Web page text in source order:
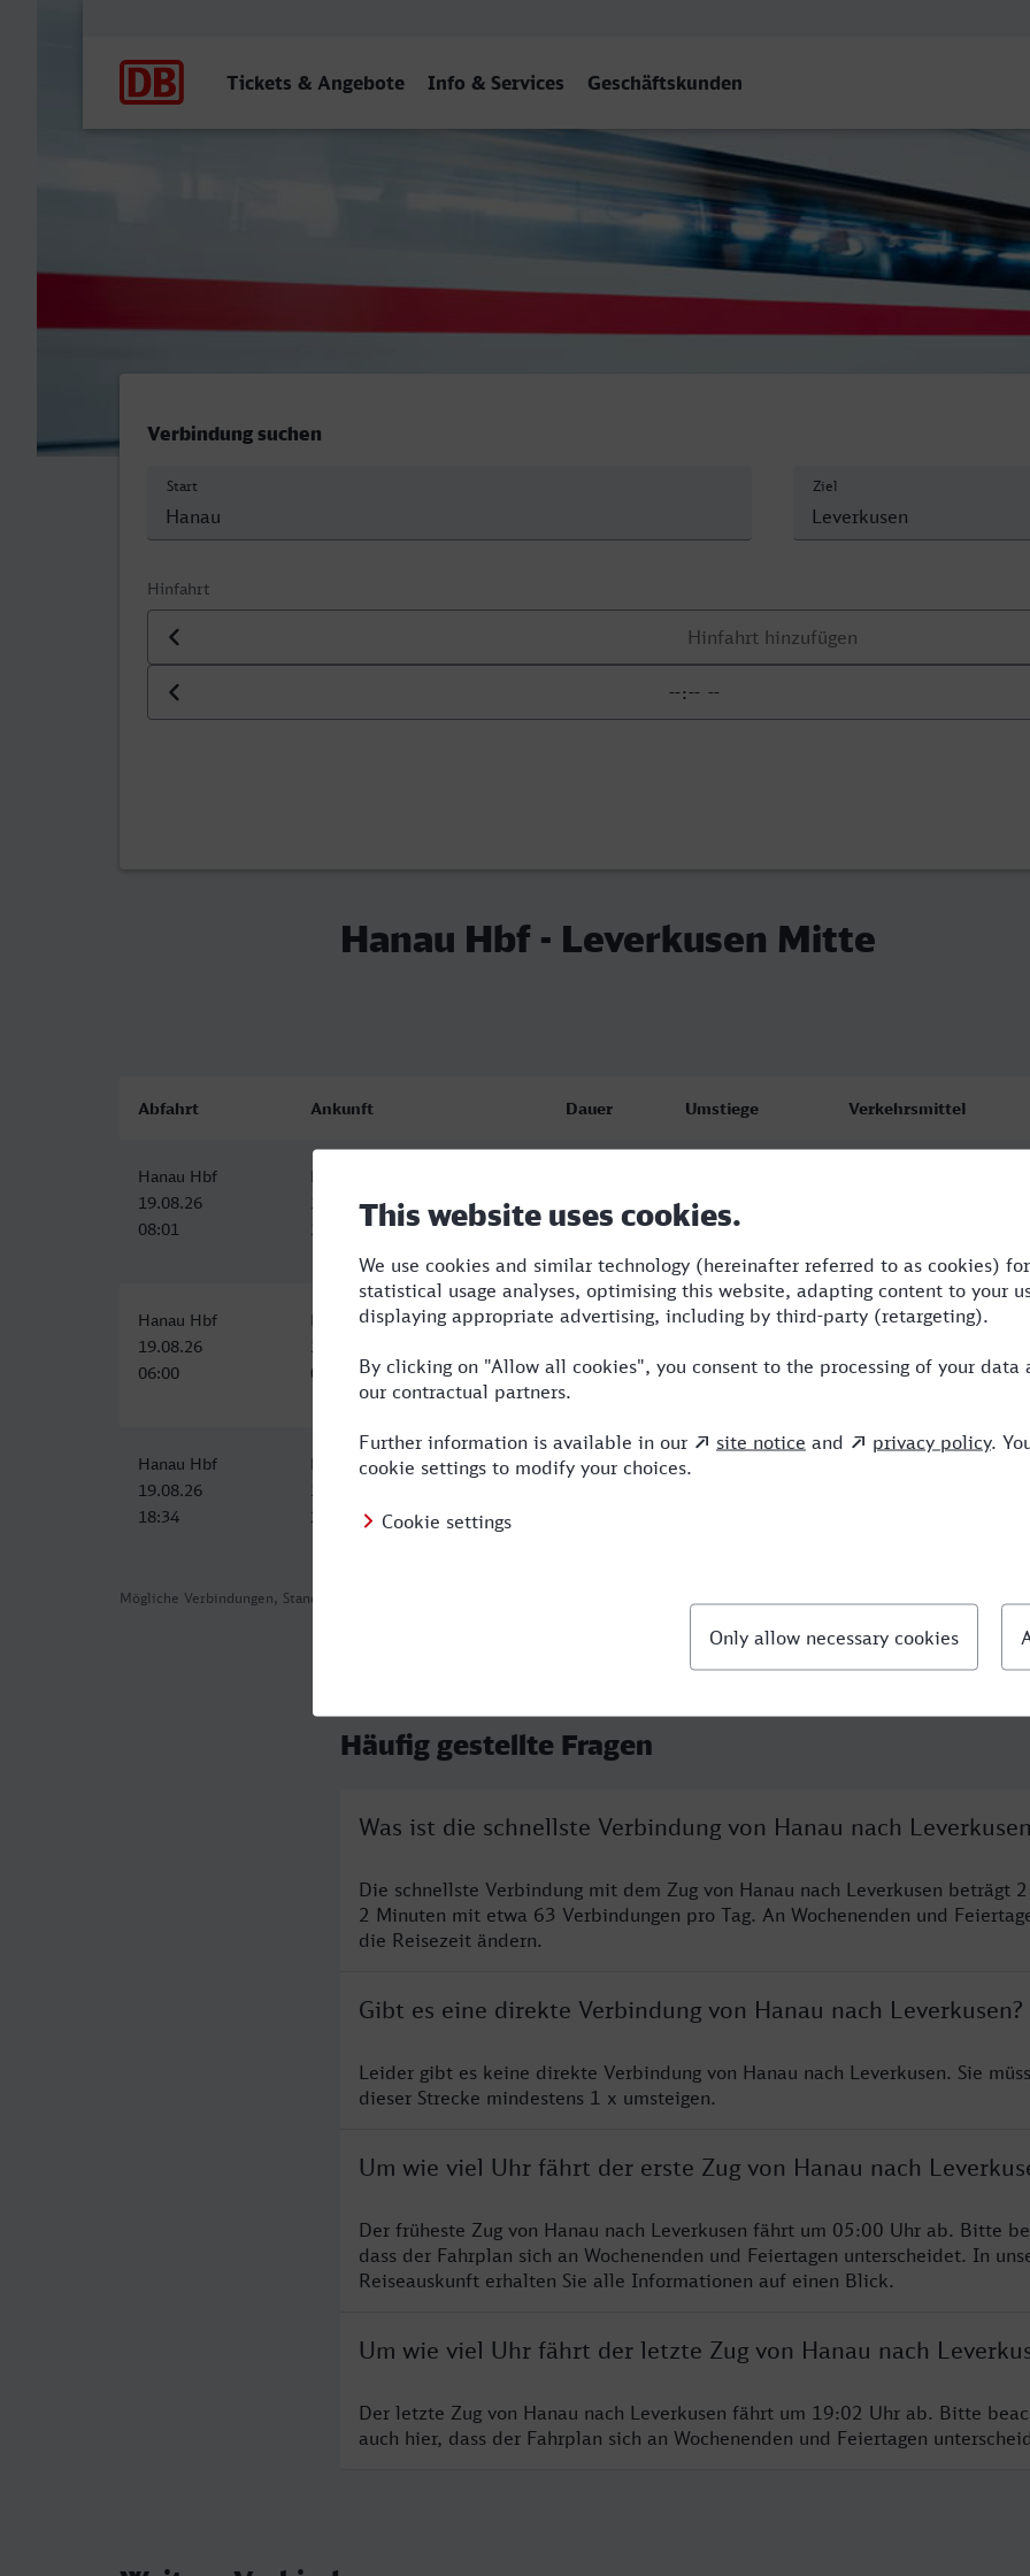
Tickets & Angebote Info & Services Geschäftskunden
Hanau Hbf - Leverkusen Mitte
Verbindung suchen
Start Ziel
Hinfahrt
Datum der Hinfahrt
Uhrzeit der Hinfahrt
Hanau Hbf - Leverkusen Mitte
Mögliche Verbindungen, Stand: 2026-08-05 12:16
Abfahrt Ankunft Dauer Umstiege Verkehrsmittel
Hanau Hbf
19.08.26
08:01
Leverkusen Mitte
19.08.26
10:03
Hanau Hbf
19.08.26
06:00
Leverkusen Mitte
19.08.26
08:03
2:03 2 RE,ICE,NX
Hanau Hbf
19.08.26
18:34
Leverkusen Mitte
19.08.26
20:44
2:10
Häufig gestellte Fragen
Was ist die schnellste Verbindung von Hanau nach
Die schnellste Verbindung mit dem Zug von Hanau nach Leverkusen beträgt
2 Minuten mit etwa 63 Verbindungen pro Tag. An Wochenenden und
die Reisezeit ändern.
Gibt es eine direkte Verbindung von Hanau nach Leverkusen?
Leider gibt es keine direkte Verbindung von Hanau nach Leverkusen. Sie
dieser Strecke mindestens 1 x umsteigen.
Um wie viel Uhr fährt der erste Zug von Hanau nach
Der früheste Zug von Hanau nach Leverkusen fährt um 05:00 Uhr ab. Bitte
dass der Fahrplan sich an Wochenenden und Feiertagen unterscheidet. In
Reiseauskunft erhalten Sie alle Informationen auf einen Blick.
Um wie viel Uhr fährt der letzte Zug von Hanau nach
Der letzte Zug von Hanau nach Leverkusen fährt um 19:02 Uhr ab. Bitte
auch hier, dass der Fahrplan sich an Wochenenden und Feiertagen